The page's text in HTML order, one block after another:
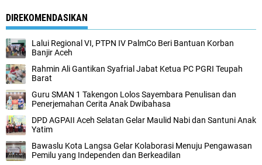
DIREKOMENDASIKAN
Lalui Regional VI, PTPN IV PalmCo Beri Bantuan Korban
Banjir Aceh
Rahmin Ali Gantikan Syafrial Jabat Ketua PC PGRI Teupah
Barat
Guru SMAN 1 Takengon Lolos Sayembara Penulisan dan
Penerjemahan Cerita Anak Dwibahasa
DPD AGPAII Aceh Selatan Gelar Maulid Nabi dan Santuni Anak
Yatim
Bawaslu Kota Langsa Gelar Kolaborasi Menuju Pengawasan
Pemilu yang Independen dan Berkeadilan